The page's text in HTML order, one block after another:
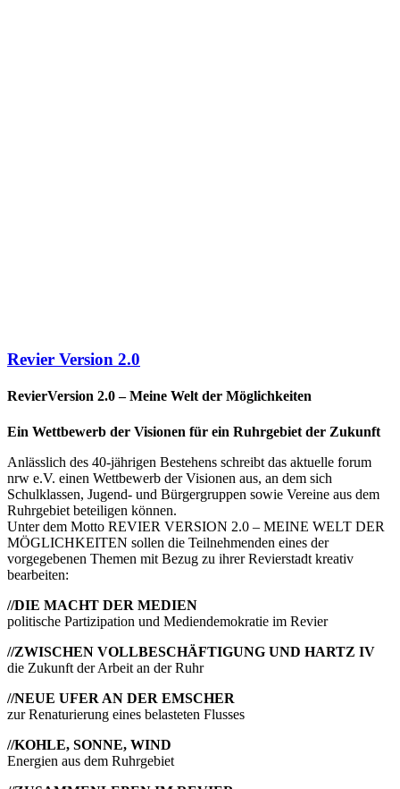
Revier Version 2.0
RevierVersion 2.0 – Meine Welt der Möglichkeiten
Ein Wettbewerb der Visionen für ein Ruhrgebiet der Zukunft
Anlässlich des 40-jährigen Bestehens schreibt das aktuelle forum
nrw e.V. einen Wettbewerb der Visionen aus, an dem sich
Schulklassen, Jugend- und Bürgergruppen sowie Vereine aus dem
Ruhrgebiet beteiligen können.
Unter dem Motto REVIER VERSION 2.0 – MEINE WELT DER
MÖGLICHKEITEN sollen die Teilnehmenden eines der
vorgegebenen Themen mit Bezug zu ihrer Revierstadt kreativ
bearbeiten:
//DIE MACHT DER MEDIEN
politische Partizipation und Mediendemokratie im Revier
//ZWISCHEN VOLLBESCHÄFTIGUNG UND HARTZ IV
die Zukunft der Arbeit an der Ruhr
//NEUE UFER AN DER EMSCHER
zur Renaturierung eines belasteten Flusses
//KOHLE, SONNE, WIND
Energien aus dem Ruhrgebiet